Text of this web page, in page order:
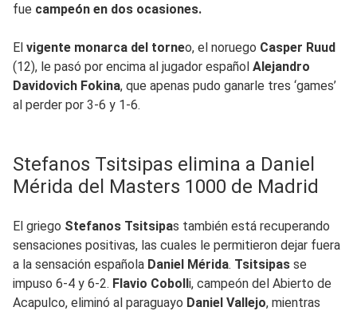
fue campeón en dos ocasiones.
El vigente monarca del torneo, el noruego Casper Ruud
(12), le pasó por encima al jugador español Alejandro
Davidovich Fokina, que apenas pudo ganarle tres ‘games’
al perder por 3-6 y 1-6.
Stefanos Tsitsipas elimina a Daniel
Mérida del Masters 1000 de Madrid
El griego Stefanos Tsitsipas también está recuperando
sensaciones positivas, las cuales le permitieron dejar fuera
a la sensación española Daniel Mérida. Tsitsipas se
impuso 6-4 y 6-2. Flavio Cobolli, campeón del Abierto de
Acapulco, eliminó al paraguayo Daniel Vallejo, mientras